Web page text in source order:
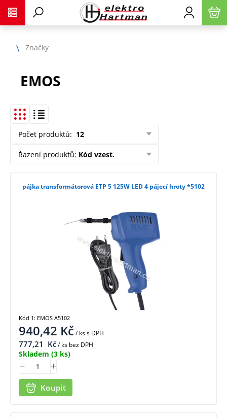
Značky
EMOS
Počet produktů: 12
Řazení produktů: Kód vzest.
pájka transformátorová ETP 5 125W LED 4 pájecí hroty *5102
940,42 Kč/ kss DPH
777,21 Kč/ ks bez DPH
Skladem (3 ks)
Koupit
Kód 1: EMOS A5102